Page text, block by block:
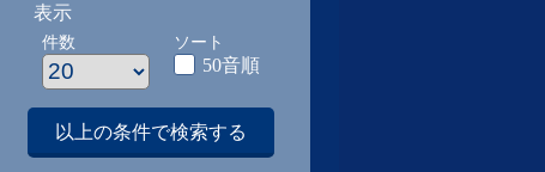
表示
件数 ソート
50音順
以上の条件で検索する